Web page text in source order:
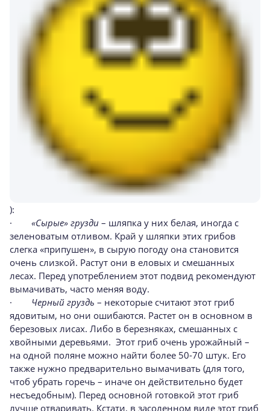
):
· «Сырые» грузди – шляпка у них белая, иногда с
зеленоватым отливом. Край у шляпки этих грибов
слегка «припушен», в сырую погоду она становится
очень слизкой. Растут они в еловых и смешанных
лесах. Перед употреблением этот подвид рекомендуют
вымачивать, часто меняя воду.
· Черный груздь – некоторые считают этот гриб
ядовитым, но они ошибаются. Растет он в основном в
березовых лисах. Либо в березняках, смешанных с
хвойными деревьями. Этот гриб очень урожайный –
на одной поляне можно найти более 50-70 штук. Его
также нужно предварительно вымачивать (для того,
чтоб убрать горечь – иначе он действительно будет
несъедобным). Перед основной готовкой этот гриб
лучше отваривать. Кстати, в засоленном виде этот гриб